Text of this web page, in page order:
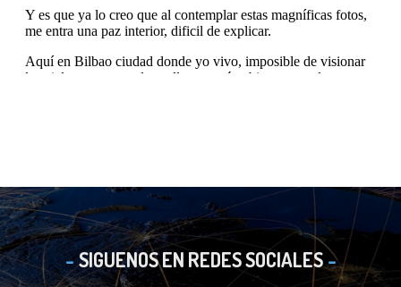
SIGUENOS EN REDES SOCIALES